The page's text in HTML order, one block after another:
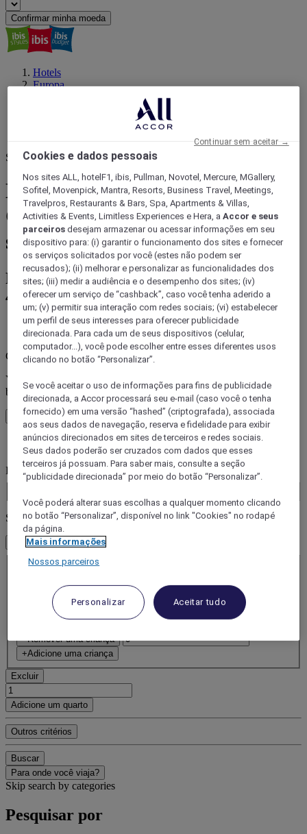
Confirmar minha moeda
Hotels
Europa
Seu próximo destino
Encontre um hotel próximo a
Gare Montparnasse railway
station, Paris
Reserve sua estadia em uma das mais de
45 marcas da Accor
Erro(s de)
Core booking engine
You’ll be redirected to Accor website to view available hotels and
book your stay
Fechar janela
Erro(s de)
Para onde você viaja?
Booking Dates
Selecionar hóspedes
1 Quarto(s) - 1 Hóspede(s)
Quarto 1
- Remova um adulto
+Adicione um adulto
- Remover uma criança
+Adicione uma criança
Excluir
Adicione um quarto
Outros critérios
Buscar
Para onde você viaja?
Skip search by categories
Pesquisar por
Cookies e dados pessoais
Nos sites ALL, hotelF1, ibis, Pullman, Novotel, Mercure, MGallery,
Sofitel, Movenpick, Mantra, Resorts, Business Travel, Meetings,
Travelpros, Restaurants & Bars, Spa, Apartments & Villas,
Activities & Events, Limitless Experiences e Hera, aAccor e seus
parceiros desejam armazenar ou acessar informações em seu
dispositivo para: (i) garantir o funcionamento dos sites e fornecer
os serviços solicitados por você (estes não podem ser
recusados); (ii) melhorar e personalizar as funcionalidades dos
sites; (iii) medir a audiência e o desempenho dos sites; (iv)
oferecer um serviço de “cashback”, caso você tenha aderido a
um; (v) permitir sua interação com redes sociais; (vi) estabelecer
um perfil de seus interesses para oferecer publicidade
direcionada. Para cada um de seus dispositivos (celular,
computador...), você pode escolher entre esses diferentes usos
clicando no botão “Personalizar”.
Se você aceitar o uso de informações para fins de publicidade
direcionada, a Accor processará seu e-mail (caso você o tenha
fornecido) em uma versão “hashed” (criptografada), associada
aos seus dados de navegação, reserva e fidelidade para exibir
anúncios direcionados em sites de terceiros e redes sociais.
Seus dados poderão ser cruzados com dados que esses
terceiros já possuam. Para saber mais, consulte a seção
“publicidade direcionada” por meio do botão “Personalizar”.
Você poderá alterar suas escolhas a qualquer momento clicando
no botão “Personalizar”, disponível no link "Cookies" no rodapé
da página.
Mais informações
Nossos parceiros
Personalizar Aceitar tudo
Continuar sem aceitar →